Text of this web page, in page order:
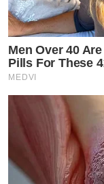
Men Over 40
Pills For These
MEDVI